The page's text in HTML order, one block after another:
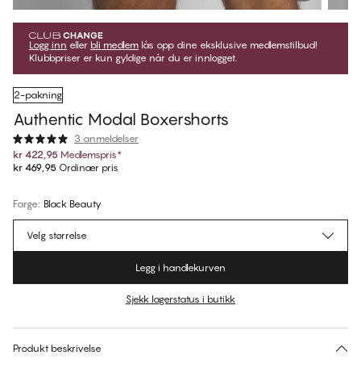
Logg inn eller bli medlem lås opp dine eksklusive medlemstilbud!
Klubbpriser er kun gyldige når du er innlogget.
2-pakning
Authentic Modal Boxershorts
3 anmeldelser
kr 422,95 Medlemspris*
kr 469,95 Ordinær pris
Farge: Black Beauty
Ingen forslag til størrelse på dette produktet
Velg størrelse
Legg i handlekurven
Sjekk lagerstatus i butikk
Produkt beskrivelse